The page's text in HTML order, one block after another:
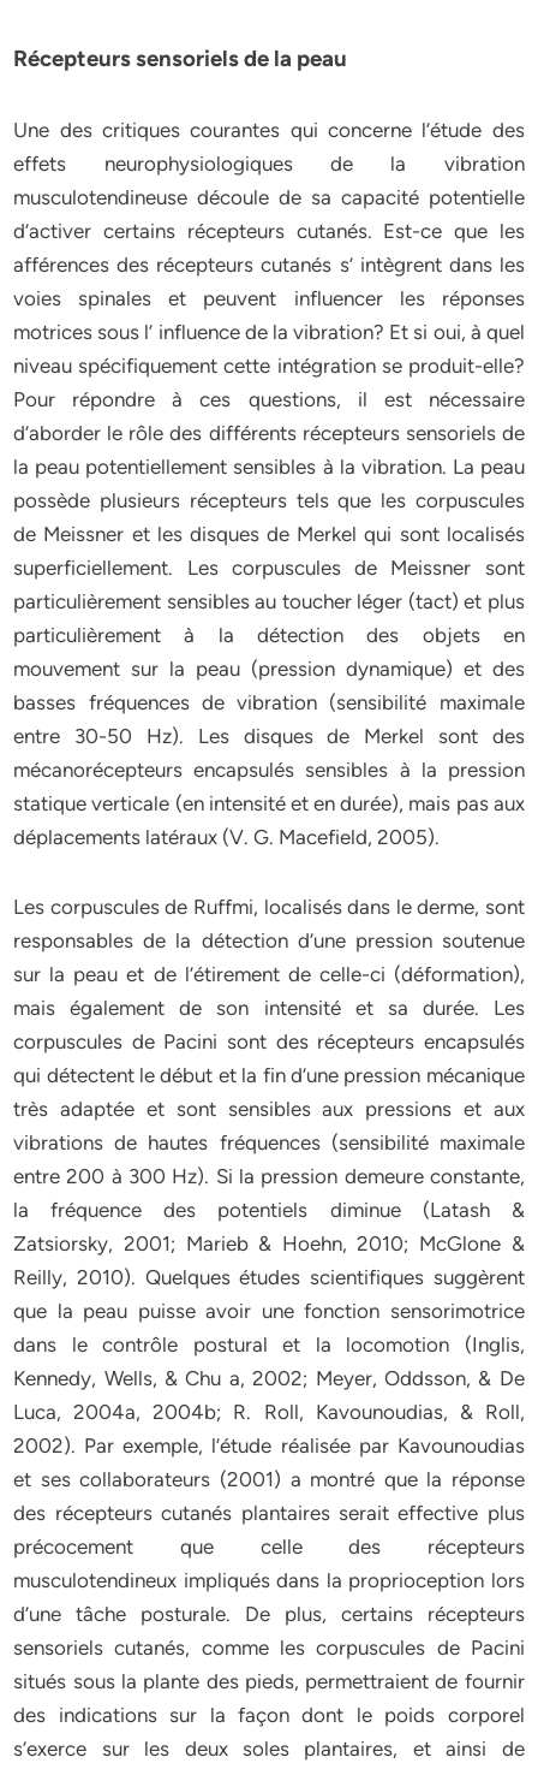
Récepteurs sensoriels de la peau
Une des critiques courantes qui concerne l’étude des
effets neurophysiologiques de la vibration
musculotendineuse découle de sa capacité potentielle
d’activer certains récepteurs cutanés. Est-ce que les
afférences des récepteurs cutanés s’ intègrent dans les
voies spinales et peuvent influencer les réponses
motrices sous l’ influence de la vibration? Et si oui, à quel
niveau spécifiquement cette intégration se produit-elle?
Pour répondre à ces questions, il est nécessaire
d’aborder le rôle des différents récepteurs sensoriels de
la peau potentiellement sensibles à la vibration. La peau
possède plusieurs récepteurs tels que les corpuscules
de Meissner et les disques de Merkel qui sont localisés
superficiellement. Les corpuscules de Meissner sont
particulièrement sensibles au toucher léger (tact) et plus
particulièrement à la détection des objets en
mouvement sur la peau (pression dynamique) et des
basses fréquences de vibration (sensibilité maximale
entre 30-50 Hz). Les disques de Merkel sont des
mécanorécepteurs encapsulés sensibles à la pression
statique verticale (en intensité et en durée), mais pas aux
déplacements latéraux (V. G. Macefield, 2005).
Les corpuscules de Ruffmi, localisés dans le derme, sont
responsables de la détection d’une pression soutenue
sur la peau et de l’étirement de celle-ci (déformation),
mais également de son intensité et sa durée. Les
corpuscules de Pacini sont des récepteurs encapsulés
qui détectent le début et la fin d’une pression mécanique
très adaptée et sont sensibles aux pressions et aux
vibrations de hautes fréquences (sensibilité maximale
entre 200 à 300 Hz). Si la pression demeure constante,
la fréquence des potentiels diminue (Latash &
Zatsiorsky, 2001; Marieb & Hoehn, 2010; McGlone &
Reilly, 2010). Quelques études scientifiques suggèrent
que la peau puisse avoir une fonction sensorimotrice
dans le contrôle postural et la locomotion (Inglis,
Kennedy, Wells, & Chu a, 2002; Meyer, Oddsson, & De
Luca, 2004a, 2004b; R. Roll, Kavounoudias, & Roll,
2002). Par exemple, l’étude réalisée par Kavounoudias
et ses collaborateurs (2001) a montré que la réponse
des récepteurs cutanés plantaires serait effective plus
précocement que celle des récepteurs
musculotendineux impliqués dans la proprioception lors
d’une tâche posturale. De plus, certains récepteurs
sensoriels cutanés, comme les corpuscules de Pacini
situés sous la plante des pieds, permettraient de fournir
des indications sur la façon dont le poids corporel
s’exerce sur les deux soles plantaires, et ainsi de